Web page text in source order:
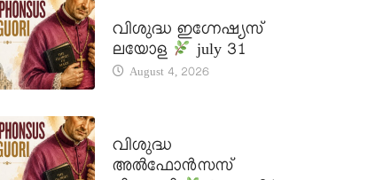
വിശുദ്ധ ഇഗ്നേഷ്യസ്
ലയോള
july 31
August 4, 2026
വിശുദ്ധ
അൽഫോൻസസ്